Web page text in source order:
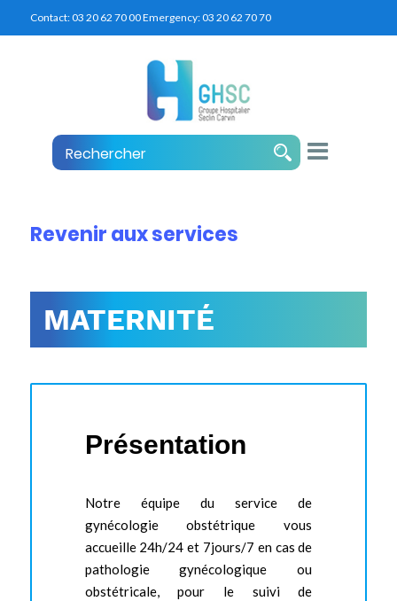
Contact:03 20 62 70 00Emergency:03 20 62 70 70
Revenir aux services
MATERNITÉ
Présentation
Notre équipe du service de
gynécologie obstétrique vous
accueille 24h/24 et 7jours/7 en cas de
pathologie gynécologique ou
obstétricale, pour le suivi de